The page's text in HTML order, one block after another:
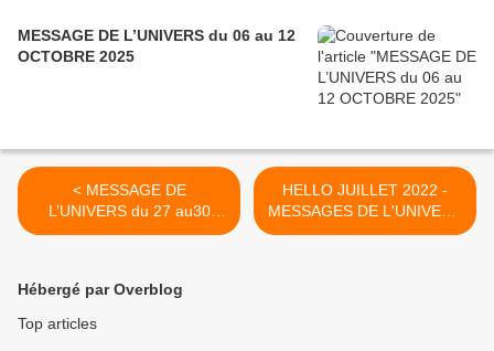
MESSAGE DE L’UNIVERS du 06 au 12
OCTOBRE 2025
< MESSAGE DE
L’UNIVERS du 27 au30
JUIN 2022
HELLO JUILLET 2022 -
MESSAGES DE L'UNIVERS
1er au 3 JUILLET 2022 >
Hébergé par Overblog
Top articles